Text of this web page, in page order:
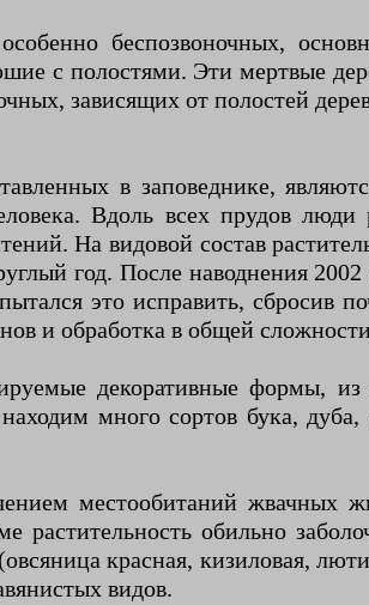
беспозвоночных,
с полостями. Эти мертвые
зависящих от полостей
в заповеднике,
Вдоль всех прудов люди
На видовой состав
год. После наводнения
это исправить, сбросив
и обработка в общей
декоративные формы,
много сортов бука,
местообитаний жвачных
растительность обильно
красная, кизиловая,
видов.